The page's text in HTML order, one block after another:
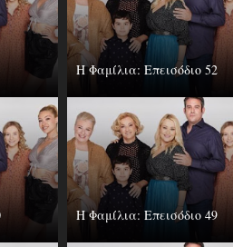
Η Φαμίλια: Επεισόδιο 52
Η Φαμίλια: Επεισόδιο 49